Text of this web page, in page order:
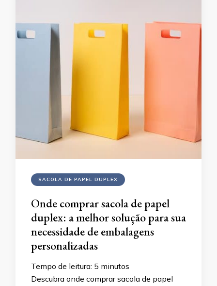
SACOLA DE PAPEL DUPLEX
Onde comprar sacola de papel
duplex: a melhor solução para sua
necessidade de embalagens
personalizadas
Tempo de leitura: 5 minutos
Descubra onde comprar sacola de papel